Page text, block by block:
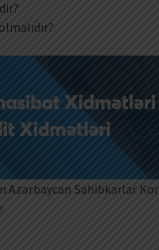
Azərbaycan Sahibkarlar